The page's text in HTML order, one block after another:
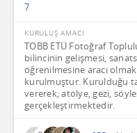
7
KURULUŞ AMACI
TOBB ETÜ Fotoğraf
bilincinin gelişmesi,
öğrenilmesine aracı olmak
kurulmuştur. Kurulduğu
vererek; atölye, gezi,
gerçekleştirmektedir.